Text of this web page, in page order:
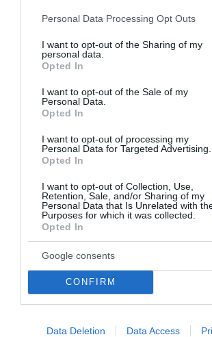
Please note that this website/app uses one
not limited to your visit or usage behaviour.
grant or deny consent to Google and its
use your data for below specified purposes
consent section.
Personal Data Processing Opt Outs
I want to opt-out of the Sharing of my
personal data.
Opted In
I want to opt-out of the Sale of my
Personal Data.
Opted In
I want to opt-out of processing my
Personal Data for Targeted Advertising.
Opted In
I want to opt-out of Collection, Use,
Retention, Sale, and/or Sharing of my
Personal Data that Is Unrelated with
Purposes for which it was collected.
Opted In
Google consents
CONFIRM
Data Deletion Data Access